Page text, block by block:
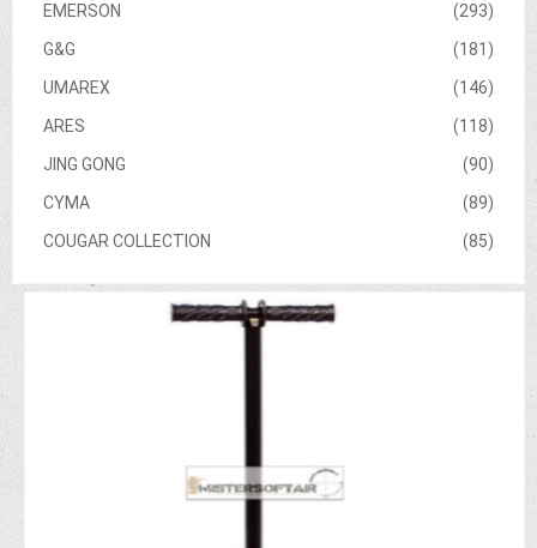
(293)
EMERSON
(181)
G&G
(146)
UMAREX
(118)
ARES
(90)
JING GONG
(89)
CYMA
(85)
COUGAR COLLECTION